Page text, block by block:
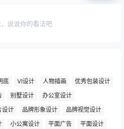
说说你的看法吧
底 VI设计 人物插画
优秀包装设计
别墅设计
办公室设计
设计 品牌形象设计
品牌视觉设计
小公寓设计 平面广告 平面设计